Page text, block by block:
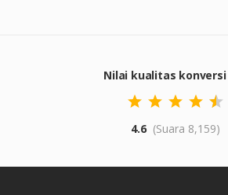
Nilai kualitas konversi
4.6 (Suara 8,159)